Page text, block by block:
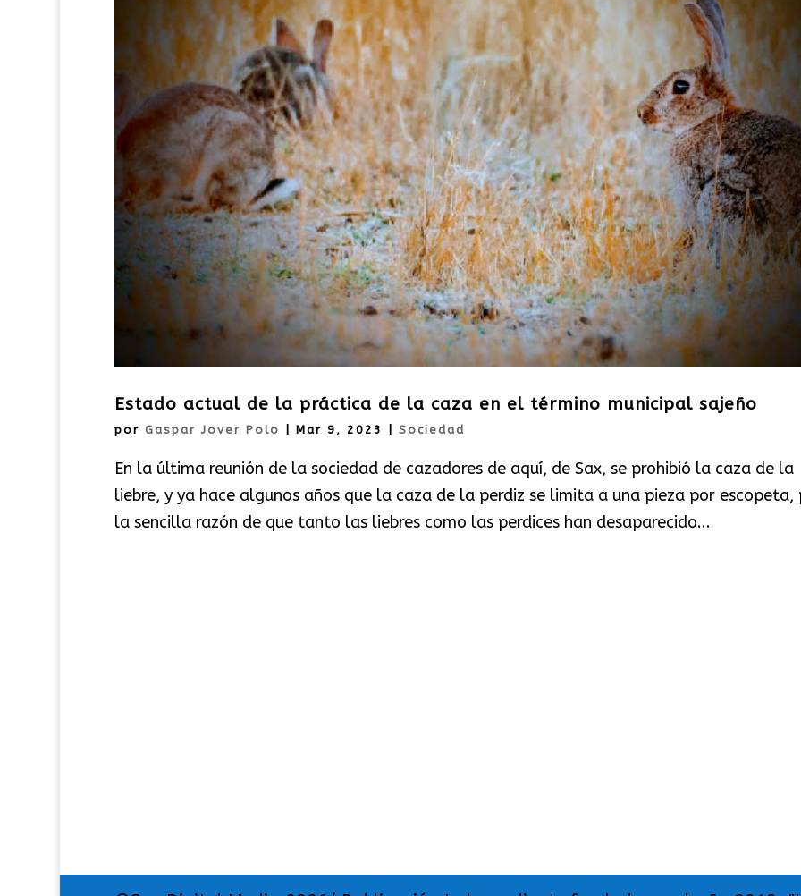
Estado actual de la práctica de la caza en el término municipal sajeño
por Gaspar Jover Polo Mar 9, 2023 Sociedad
En la última reunión de la sociedad de cazadores de aquí, de Sax, se prohibió la caza de la
liebre, y ya hace algunos años que la caza de la perdiz se limita a una pieza por escopeta,
la sencilla razón de que tanto las liebres como las perdices han desaparecido...